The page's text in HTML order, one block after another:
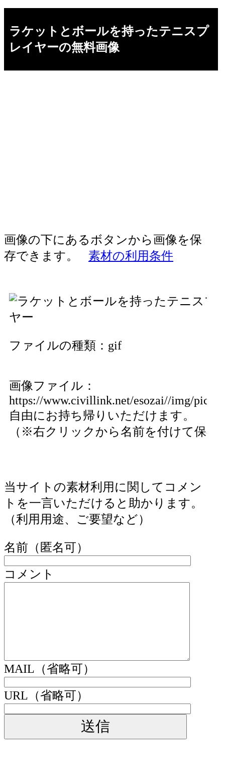
ラケットとボールを持ったテニスプ
レイヤーの無料画像
画像の下にあるボタンから画像を保
存できます。
素材の利用条件
ファイルの種類：gif
画像ファイル：
https://www.civillink.net/esozai//img/
自由にお持ち帰りいただけます。
（※右クリックから名前を付けて保存
当サイトの素材利用に関してコメン
トを一言いただけると助かります。
（利用用途、ご要望など）
名前（匿名可）
コメント
MAIL（省略可）
URL（省略可）